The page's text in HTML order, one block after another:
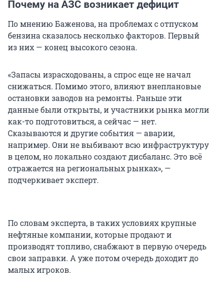
Почему на АЗС возникает дефицит
По мнению Баженова, на проблемах с отпуском
бензина сказалось несколько факторов. Первый
из них — конец высокого сезона.
«Запасы израсходованы, а спрос еще не начал
снижаться. Помимо этого, влияют внеплановые
остановки заводов на ремонты. Раньше эти
данные были открыты, и участники рынка могли
как-то подготовиться, а сейчас — нет.
Сказываются и другие события — аварии,
например. Они не выбивают всю инфраструктуру
в целом, но локально создают дисбаланс. Это всё
отражается на региональных рынках», —
подчеркивает эксперт.
По словам эксперта, в таких условиях крупные
нефтяные компании, которые продают и
производят топливо, снабжают в первую очередь
свои заправки. А уже потом очередь доходит до
малых игроков.